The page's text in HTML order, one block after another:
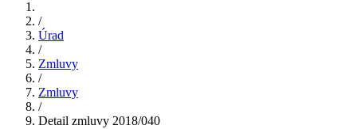
/
Úrad
/
Zmluvy
/
Zmluvy
/
Detail zmluvy 2018/040